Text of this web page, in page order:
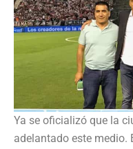
Ya se oficializó que la
adelantado este medio.